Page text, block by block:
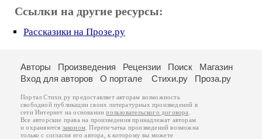
Ссылки на другие ресурсы:
Рассказики на Прозе.ру
Авторы Произведения Рецензии Поиск
Магазин
Вход для авторов
О портале Стихи.ру Проза.ру
Портал Стихи.ру предоставляет авторам возможность
свободной публикации своих литературных произведений в
сети Интернет на основаниипользовательского договора
Все авторские права на произведения принадлежат авторам
и охраняются законом . Перепечатка произведений возможна
только с согласия его автора, к которому вы можете